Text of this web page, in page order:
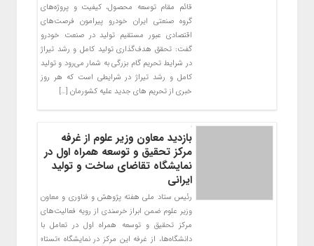
قائم مقام توسعه محصول، کیفیت و پروژه‌های
گروه صنعتی ایران خودرو پیرامون فرصت‌های
اقتصادی عبور مستقیم تولید در صنعت خودرو
گفت: تحقق هدف‌گذاری تولید کامل و رشد تیراژ
در شرایط تحریم گام بزرگی به شمار می‌رود و تولید
کامل و رشد تیراژ در شرایطی است که هر روز
خبری از تحریم های جدید علیه کشورمان […]
بازدید معاون وزیر علوم از غرفه
مرکز تحقیق و توسعه همراه اول در
نمایشگاه تقاضای ساخت و تولید
ایرانی
رئیس ستاد ملی هفته پژوهش و فناوری و معاون
وزیر علوم ضمن ابراز خرسندی از رویه فعالیت‌های
مرکز تحقیق و توسعه همراه اول در تعامل با
دانشگاه‌ها، از غرفه این مرکز در نمایشگاه «تستا»